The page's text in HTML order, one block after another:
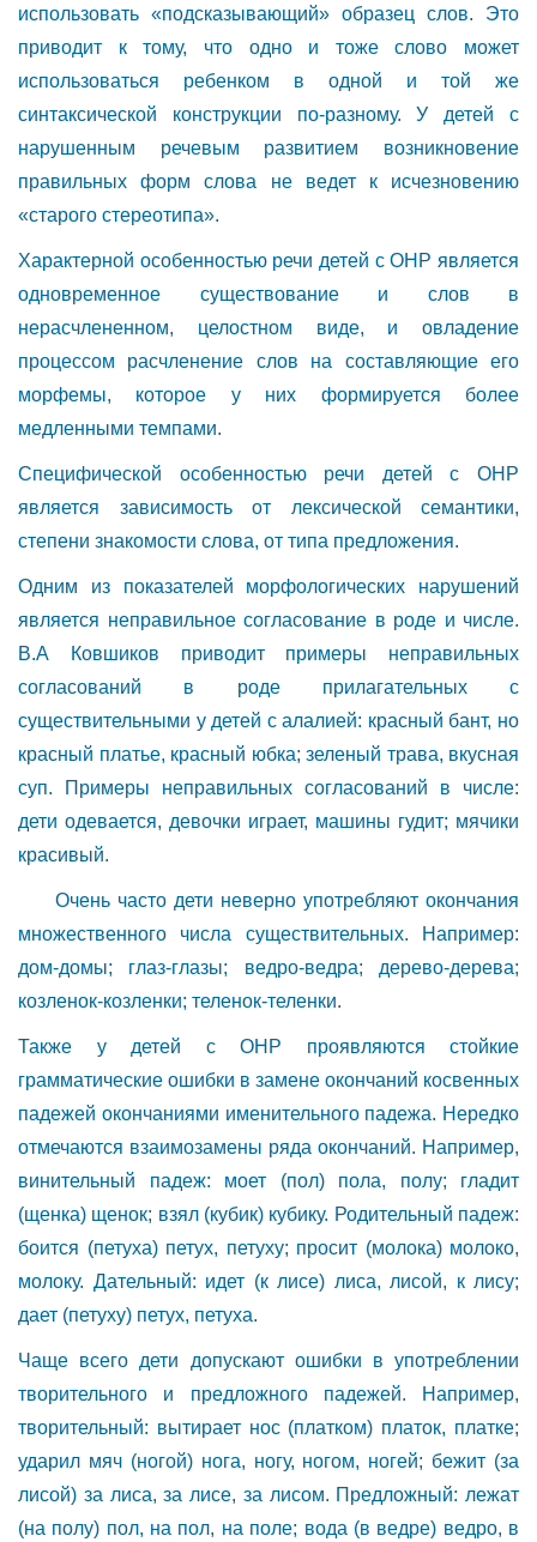
использовать «подсказывающий» образец слов. Это
приводит к тому, что одно и тоже слово может
использоваться ребенком в одной и той же
синтаксической конструкции по-разному. У детей с
нарушенным речевым развитием возникновение
правильных форм слова не ведет к исчезновению
«старого стереотипа».
Характерной особенностью речи детей с ОНР является
одновременное существование и слов в
нерасчлененном, целостном виде, и овладение
процессом расчленение слов на составляющие его
морфемы, которое у них формируется более
медленными темпами.
Специфической особенностью речи детей с ОНР
является зависимость от лексической семантики,
степени знакомости слова, от типа предложения.
Одним из показателей морфологических нарушений
является неправильное согласование в роде и числе.
В.А Ковшиков приводит примеры неправильных
согласований в роде прилагательных с
существительными у детей с алалией: красный бант, но
красный платье, красный юбка; зеленый трава, вкусная
суп. Примеры неправильных согласований в числе:
дети одевается, девочки играет, машины гудит; мячики
красивый.
Очень часто дети неверно употребляют окончания
множественного числа существительных. Например:
дом-домы; глаз-глазы; ведро-ведра; дерево-дерева;
козленок-козленки; теленок-теленки.
Также у детей с ОНР проявляются стойкие
грамматические ошибки в замене окончаний косвенных
падежей окончаниями именительного падежа. Нередко
отмечаются взаимозамены ряда окончаний. Например,
винительный падеж: моет (пол) пола, полу; гладит
(щенка) щенок; взял (кубик) кубику. Родительный падеж:
боится (петуха) петух, петуху; просит (молока) молоко,
молоку. Дательный: идет (к лисе) лиса, лисой, к лису;
дает (петуху) петух, петуха.
Чаще всего дети допускают ошибки в употреблении
творительного и предложного падежей. Например,
творительный: вытирает нос (платком) платок, платке;
ударил мяч (ногой) нога, ногу, ногом, ногей; бежит (за
лисой) за лиса, за лисе, за лисом. Предложный: лежат
(на полу) пол, на пол, на поле; вода (в ведре) ведро, в